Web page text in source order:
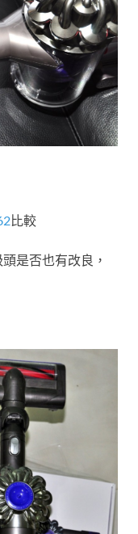
比較
是否也有改良，